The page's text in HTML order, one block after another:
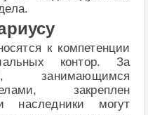
к компетенции
контор. За
занимающимся
закреплен
наследники могут